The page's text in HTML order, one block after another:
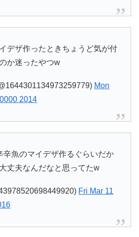
デザ作ったときちょうど気が付
か迷ったやつw
Mon
2014
辛魚のマイデザ作るぐらいだか
丈夫なんだなと思ってたw
Fri Mar 11